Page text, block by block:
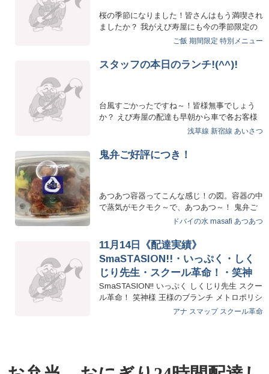
桜の季節になりました！皆さんはもう満喫され
ましたか？ 我がえび寿屋にも今の季節限定の
ご飯 期間限定 特別メニュー
スタッフの本日のランチ!(^^)!
台風すごかったですね～！皆様無事でしょう
か？ えび寿屋の配達も早朝から車で各お客様
に配達させていただきました…
浅草線 新宿線 あいさつ
鬼弁ご好評につき！
あつあつ容器ってこんな感じ！の図。容器の中
で蒸気がモクモク～で、あつあつ～！ 鬼弁ご
ドバイの水 masafi あつあつ
11月14日《配達実績》
SmaSTASION!!・いっぷく・しく
じり先生・スクール革命！・笑神
様・王様のブランチ・・・
SmaSTASION!! いっぷく しくじり先生 スクー
ル革命！ 笑神様 王様のブランチ メトロポリシ
アナ スマップ スクール革命